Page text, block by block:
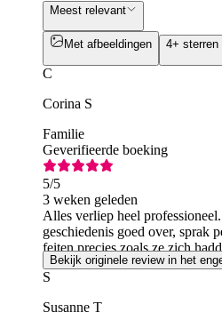
Meest relevant
Met afbeeldingen 4+ sterren
C
Corina S
Familie
Geverifieerde boeking
5/5
3 weken geleden
Alles verliep heel
geschiedenis goed over, sprak
feiten precies zoals ze zich
Bekijk originele review in het
S
Susanne T